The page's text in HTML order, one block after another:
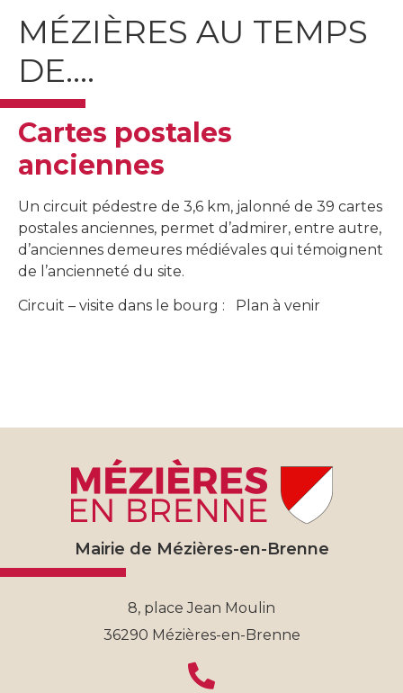
MÉZIÈRES AU TEMPS
DE….
Cartes postales
anciennes
Un circuit pédestre de 3,6 km, jalonné de 39 cartes
postales anciennes, permet d’admirer, entre autre,
d’anciennes demeures médiévales qui témoignent
de l’ancienneté du site.
Circuit – visite dans le bourg : Plan à venir
Mairie de Mézières-en-Brenne
8, place Jean Moulin
36290 Mézières-en-Brenne